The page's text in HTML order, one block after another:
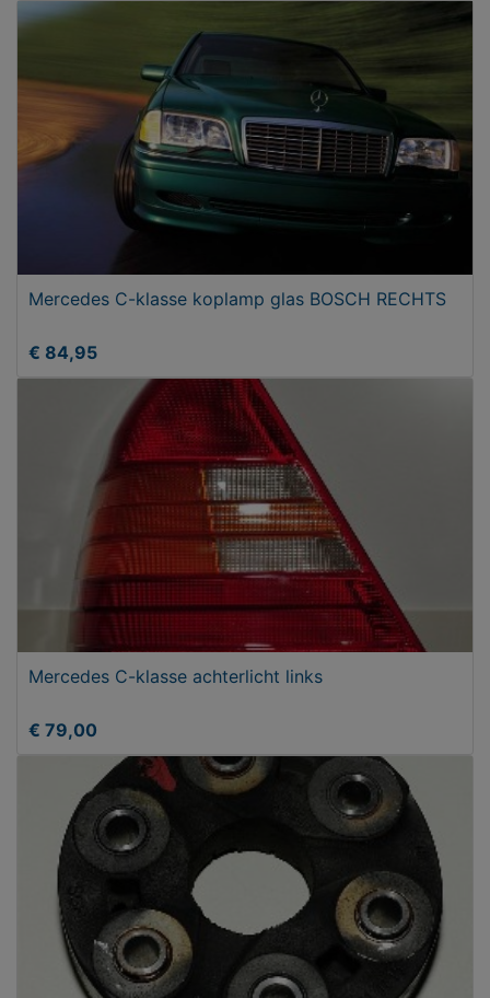
Mercedes C-klasse koplamp glas BOSCH RECHTS
€ 84,95
Mercedes C-klasse achterlicht links
€ 79,00